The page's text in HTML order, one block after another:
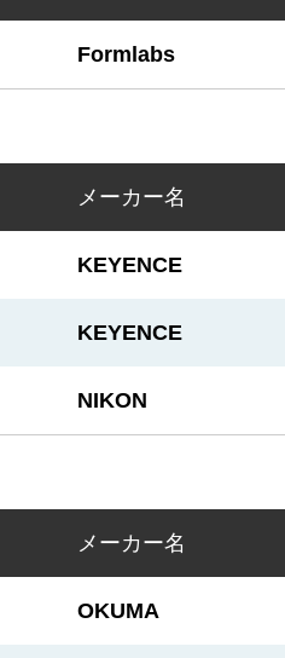
Formlabs
メーカー名
KEYENCE
KEYENCE
NIKON
メーカー名
OKUMA